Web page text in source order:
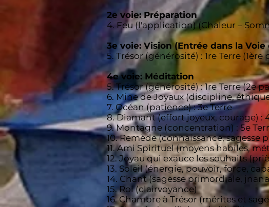
2e voie: Préparation
4. Feu (l'application) (Chaleur –
3e voie: Vision (Entrée dans la
5. Trésor (générosité) : 1re Terre (1ère
4e voie: Méditation
5. Trésor (générosité) : 1re Terre (2e
6. Mine de Joyaux (discipline,
7. Océan (patience) : 3e Terre
8. Diamant (effort joyeux, courage) :
9. Montagne (concentration) : 5e
10. Remède (connaissance, sagesse
11. Ami Spirituel (moyens habiles,
12. Joyau qui exauce les souhaits
13. Soleil (énergie, pouvoir, force,
14. Chant (sagesse primordiale,
15. Roi (clairvoyance)
16. Chambre à Trésor (mérites et